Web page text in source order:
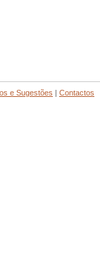
e Sugestões Contactos